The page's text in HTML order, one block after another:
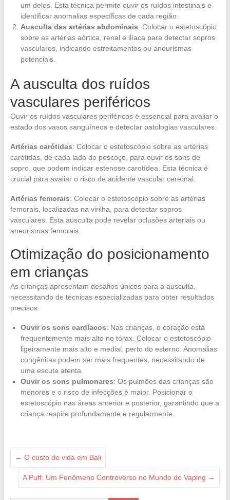
um deles. Esta técnica permite ouvir os ruídos intestinais e
identificar anomalias específicas de cada região.
Ausculta das artérias abdominais: Colocar o estetoscópio
sobre as artérias aórtica, renal e ilíaca para detectar sopros
vasculares, indicando estreitamentos ou aneurismas
potenciais.
A ausculta dos ruídos
vasculares periféricos
Ouvir os ruídos vasculares periféricos é essencial para avaliar o
estado dos vasos sanguíneos e detectar patologias vasculares.
Artérias carótidas: Colocar o estetoscópio sobre as artérias
carótidas, de cada lado do pescoço, para ouvir os sons de
sopro, que podem indicar estenose carotídea. Esta técnica é
crucial para avaliar o risco de acidente vascular cerebral.
Artérias femorais: Colocar o estetoscópio sobre as artérias
femorais, localizadas na virilha, para detectar sopros
vasculares. Esta ausculta pode revelar oclusões arteriais ou
aneurismas femorais.
Otimização do posicionamento
em crianças
As crianças apresentam desafios únicos para a ausculta,
necessitando de técnicas especializadas para obter resultados
precisos.
Ouvir os sons cardíacos: Nas crianças, o coração está
frequentemente mais alto no tórax. Colocar o estetoscópio
ligeiramente mais alto e medial, perto do esterno. Anomalias
congênitas podem ser mais frequentes, necessitando de
uma escuta atenta.
Ouvir os sons pulmonares: Os pulmões das crianças são
menores e o risco de infecções é maior. Posicionar o
estetoscópio nas áreas anterior e posterior, garantindo que a
criança respire profundamente e regularmente.
← O custo de vida em Bali
A Puff: Um Fenômeno Controverso no Mundo do Vaping →